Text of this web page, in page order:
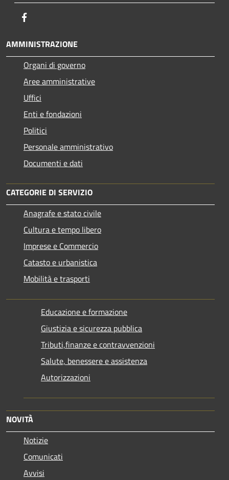
AMMINISTRAZIONE
Organi di governo
Aree amministrative
Uffici
Enti e fondazioni
Politici
Personale amministrativo
Documenti e dati
CATEGORIE DI SERVIZIO
Anagrafe e stato civile
Cultura e tempo libero
Imprese e Commercio
Catasto e urbanistica
Mobilità e trasporti
Educazione e formazione
Giustizia e sicurezza pubblica
Tributi,finanze e contravvenzioni
Salute, benessere e assistenza
Autorizzazioni
NOVITÀ
Notizie
Comunicati
Avvisi